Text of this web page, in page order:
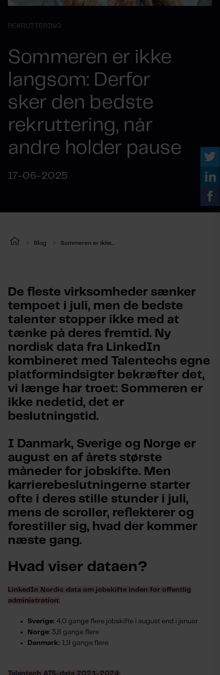
REKRUTTERING
Sommeren er ikke
langsom: Derfor
sker den bedste
rekruttering, når
andre holder pause
17-06-2025
Blog Sommeren er ikke...
De fleste virksomheder sænker
tempoet i juli, men de bedste
talenter stopper ikke med at
tænke på deres fremtid. Ny
nordisk data fra LinkedIn
kombineret med Talentechs egne
platformindsigter bekræfter det,
vi længe har troet: Sommeren er
ikke nedetid, det er
beslutningstid.
I Danmark, Sverige og Norge er
august en af årets største
måneder for jobskifte. Men
karrierebeslutningerne starter
ofte i deres stille stunder i juli,
mens de scroller, reflekterer og
forestiller sig, hvad der kommer
næste gang.
Hvad viser dataen?
LinkedIn Nordic data om jobskifte inden for offentlig
administration:
Sverige: 4,0 gange flere jobskifte i august end i januar
Norge: 3,8 gange flere
Danmark: 1,9 gange flere
Talentech ATS-data 2023–2024: